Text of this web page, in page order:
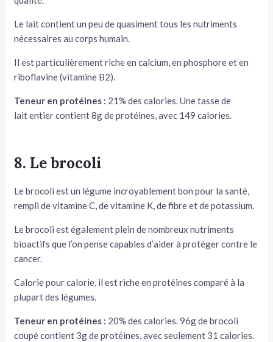
Le lait contient un peu de quasiment tous les nutriments
nécessaires au corps humain.
Il est particulièrement riche en calcium, en phosphore et en
riboflavine (vitamine B2).
Teneur en protéines : 21% des calories. Une tasse de
lait entier contient 8g de protéines, avec 149 calories.
8. Le brocoli
Le brocoli est un légume incroyablement bon pour la santé,
rempli de vitamine C, de vitamine K, de fibre et de potassium.
Le brocoli est également plein de nombreux nutriments
bioactifs que l’on pense capables d’aider à protéger contre le
cancer.
Calorie pour calorie, il est riche en protéines comparé à la
plupart des légumes.
Teneur en protéines : 20% des calories. 96g de brocoli
coupé contient 3g de protéines, avec seulement 31 calories.